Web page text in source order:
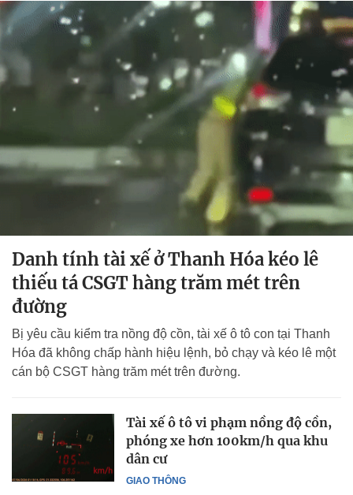
Danh tính tài xế ở Thanh Hóa kéo lê
thiếu tá CSGT hàng trăm mét trên
đường
Bị yêu cầu kiểm tra nồng độ cồn, tài xế ô tô con tại Thanh
Hóa đã không chấp hành hiệu lệnh, bỏ chạy và kéo lê một
cán bộ CSGT hàng trăm mét trên đường.
GIAO THÔNG
Tài xế ô tô vi phạm nồng độ cồn,
phóng xe hơn 100km/h qua khu
dân cư